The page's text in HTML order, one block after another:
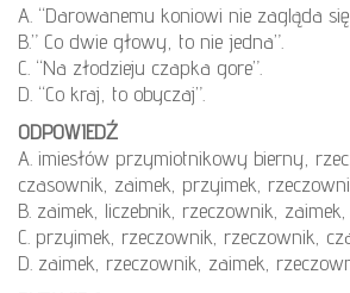
A. “Darowanemu koniowi nie zagląda
B.” Co dwie głowy, to nie jedna”.
C. “Na złodzieju czapka gore”.
D. “Co kraj, to obyczaj”.
ODPOWIEDŹ
A. imiesłów przymiotnikowy bierny,
czasownik, zaimek, przyimek,
B. zaimek, liczebnik, rzeczownik,
C. przyimek, rzeczownik, rzeczownik,
D. zaimek, rzeczownik, zaimek,